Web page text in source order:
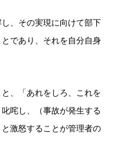
、その実現に向けて部下
であり、それを自分自身
、「あれをしろ、これを
咤し、（事故が発生する
激怒することが管理者の